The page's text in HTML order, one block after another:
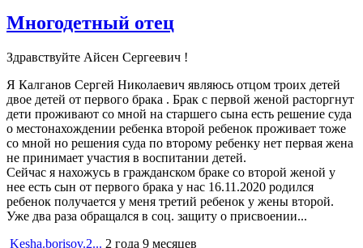
Многодетный отец
Здравствуйте Айсен Сергеевич !
Я Калганов Сергей Николаевич являюсь отцом троих детей
двое детей от первого брака . Брак с первой женой расторгнут
дети проживают со мной на старшего сына есть решение суда
о местонахождении ребенка второй ребенок проживает тоже
со мной но решения суда по второму ребенку нет первая жена
не принимает участия в воспитании детей.
Сейчас я нахожусь в гражданском браке со второй женой у
нее есть сын от первого брака у нас 16.11.2020 родился
ребенок получается у меня третий ребенок у жены второй.
Уже два раза обращался в соц. защиту о присвоении...
Kesha.borisov.2... 2 года 9 месяцев